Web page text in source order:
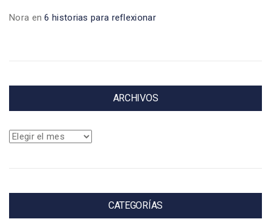
Nora en6 historias para reflexionar
ARCHIVOS
Archivos
CATEGORÍAS